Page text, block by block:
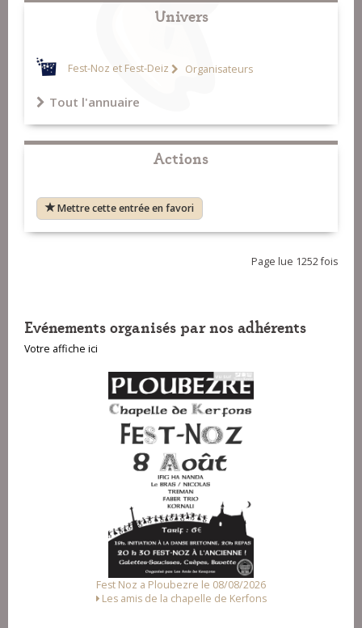
Univers
Fest-Noz et Fest-Deiz Organisateurs
Tout l'annuaire
Actions
Mettre cette entrée en favori
Page lue 1252 fois
Evénements organisés par nos adhérents
Votre affiche ici
Fest Noz a Ploubezre le 08/08/2026
Les amis de la chapelle de Kerfons